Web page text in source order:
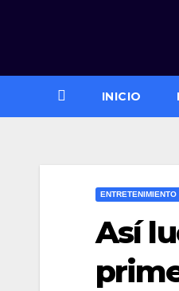
INICIO
ENTRETENIMIENTO
Así